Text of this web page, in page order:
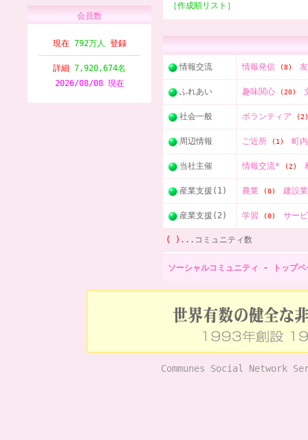
会員数
現在 792万人 登録
詳細 7,920,674名
2026/08/08 現在
［作成順リスト］
情報交流 情報発信 (8)
ふれあい 趣味関心 (20)
社会一般 ボランティア (2)
周辺情報 ご近所 (1) 町
当社主催 情報交流* (2)
産業支援(1) 農業 (0) 建設
産業支援(2) 学習 (0) サー
( ) ...コミュニティ数
ソーシャルコミュニティ - トップペ
Communes Social Network